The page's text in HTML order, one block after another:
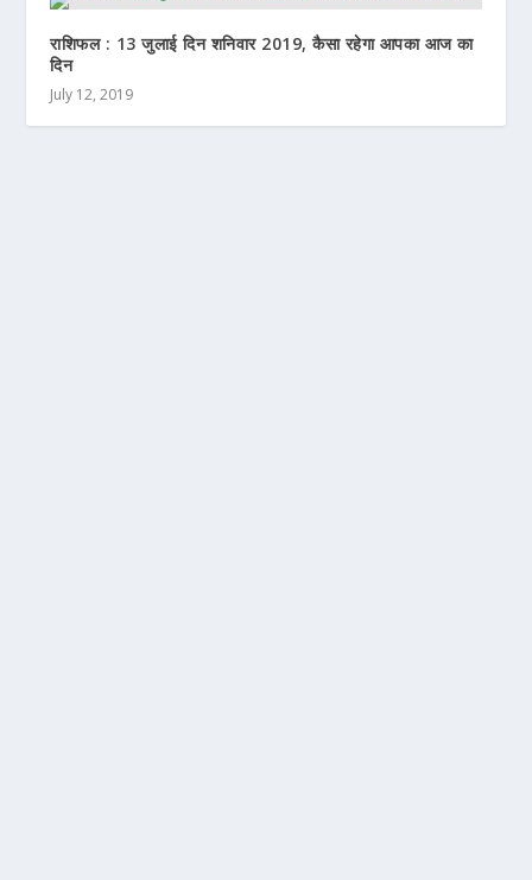
राशिफल : 13 जुलाई दिन शनिवार 2019, कैसा रहेगा आपका आज का
दिन
July 12, 2019